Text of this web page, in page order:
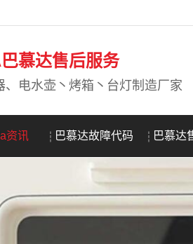
慕达售后服务
、电水壶丶烤箱丶台灯制造厂家
资讯 巴慕达故障代码 巴慕达